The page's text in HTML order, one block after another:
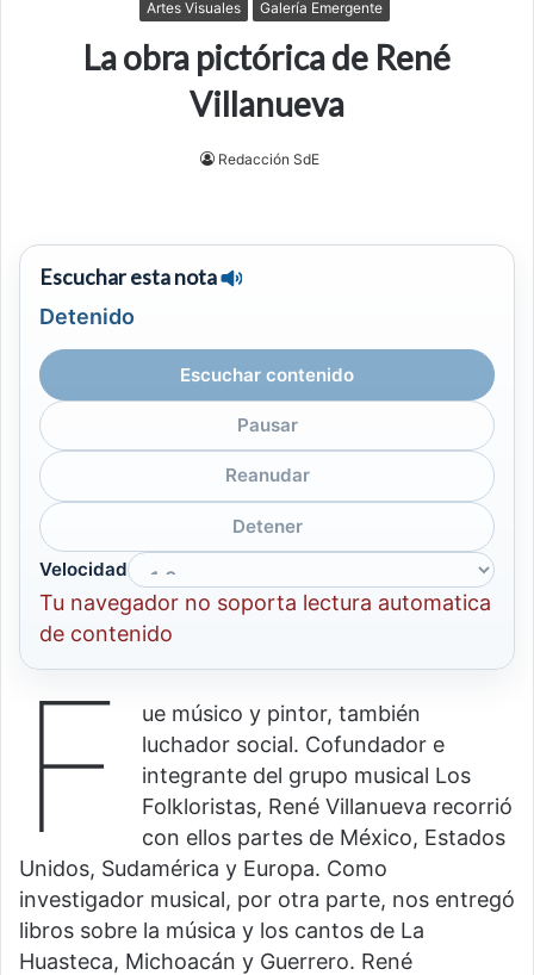
Artes Visuales Galería Emergente
La obra pictórica de René
Villanueva
Redacción SdE
Escuchar esta nota
Detenido
Escuchar contenido
Pausar
Reanudar
Detener
Velocidad
Tu navegador no soporta lectura automatica
de contenido
F
ue músico y pintor, también
luchador social. Cofundador e
integrante del grupo musical Los
Folkloristas, René Villanueva recorrió
con ellos partes de México, Estados
Unidos, Sudamérica y Europa. Como
investigador musical, por otra parte, nos entregó
libros sobre la música y los cantos de La
Huasteca, Michoacán y Guerrero. René